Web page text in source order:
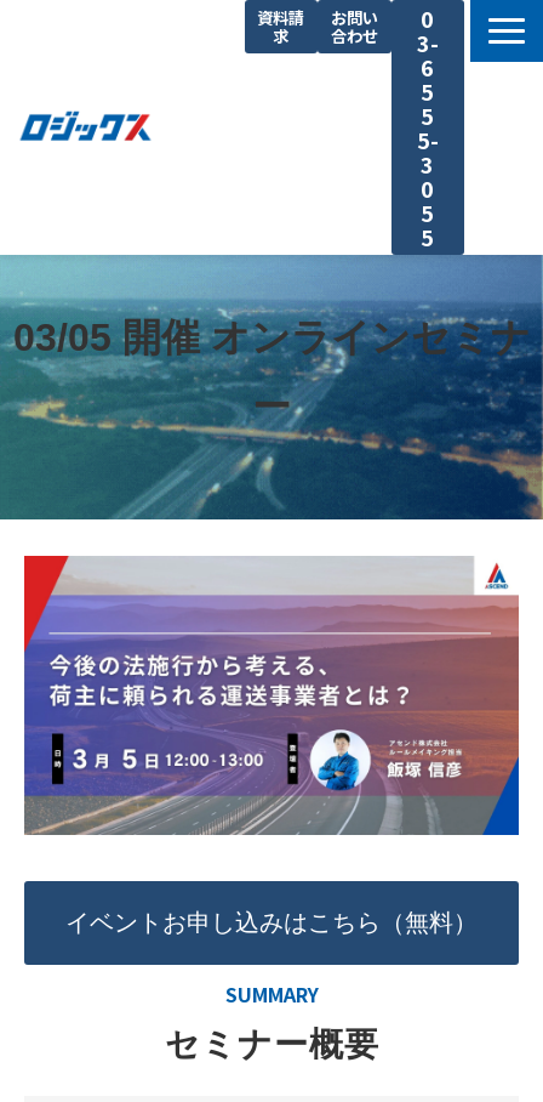
資料請
求
お問い
合わせ
0
3-
6
5
5
5-
3
0
5
5
機能まとめ
料金プラン
導入事例
セミナー
よくあるご質問
03/05 開催 オンラインセミナ
ー
イベントお申し込みはこちら（無料）
SUMMARY
セミナー概要